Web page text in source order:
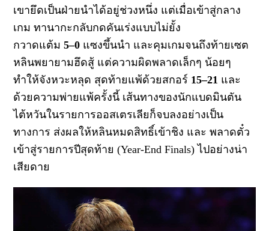
เขายึดเป็นฝ่ายนำได้อยู่ช่วงหนึ่ง แต่เมื่อเข้าสู่กลาง
เกม ทานากะกลับกดคันเร่งแบบไม่ยั้ง
กวาดแต้ม5–0 แซงขึ้นนำ และคุมเกมจนถึงท้ายเซต
หลินพยายามฮึดสู้ แต่ความผิดพลาดเล็กๆ น้อยๆ
ทำให้จังหวะหลุด สุดท้ายแพ้ด้วยสกอร์ 15–21 และ
ด้วยความพ่ายแพ้ครั้งนี้ เส้นทางของนักแบดมินตัน
ไต้หวันในรายการออสเตรเลียก็จบลงอย่างเป็น
ทางการ ส่งผลให้หลินหมดสิทธิ์เข้าชิง และพลาดตั๋ว
เข้าสู่รายการปีสุดท้าย (Year-End Finals) ไปอย่างน่า
เสียดาย